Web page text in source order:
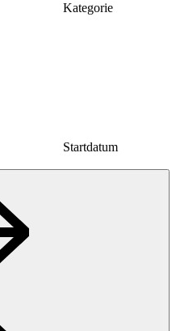
Kategorie
Startdatum